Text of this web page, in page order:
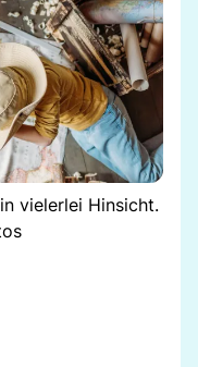
vielerlei Hinsicht.